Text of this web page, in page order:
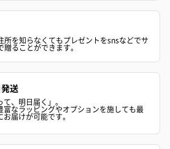
チ
同梱してお届けいたします。ギフトへ
所を知らなくてもプレゼントをsnsなどでサ
贈ることができます。
送
て、明日届く」。
富なラッピングやオプションを施しても最
お届けが可能です。